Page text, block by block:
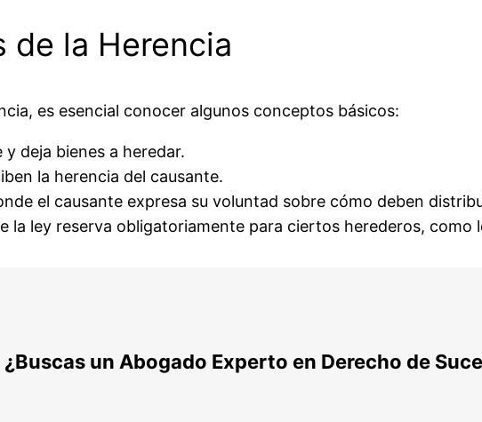
de la Herencia
es esencial conocer algunos conceptos básicos:
deja bienes a heredar.
la herencia del causante.
el causante expresa su voluntad sobre cómo deben
la ley reserva obligatoriamente para ciertos herederos, como
¿Buscas un Abogado Experto en Derecho de